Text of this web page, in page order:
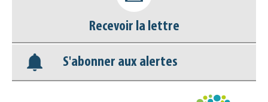
Nos veilles Scoop.it
Appels à projets
Recevoir la lettre
S'abonner aux alertes